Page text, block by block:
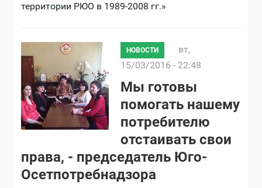
территории РЮО в 1989-2008 гг.»
НОВОСТИ
вт,
15/03/2016 - 22:48
Мы готовы
помогать нашему
потребителю
отстаивать свои
права, - председатель Юго-
Осетпотребнадзора